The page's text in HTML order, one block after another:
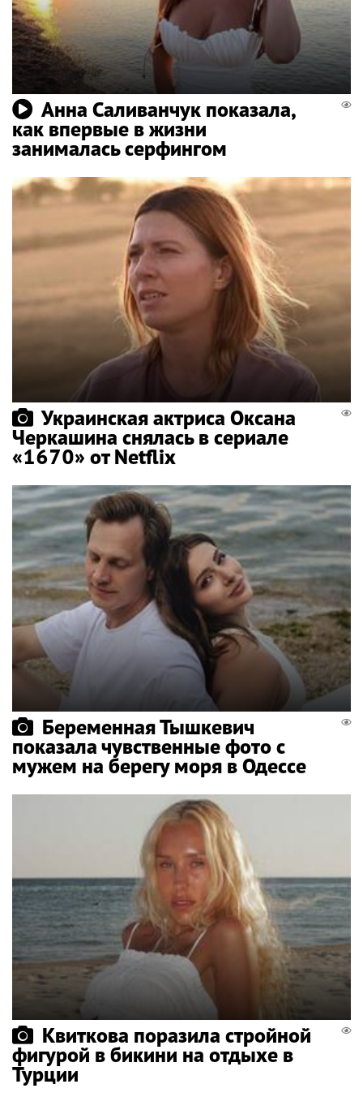
Анна Саливанчук показала,
как впервые в жизни
занималась серфингом
Украинская актриса Оксана
Черкашина снялась в сериале
«1670» от Netflix
Беременная Тышкевич
показала чувственные фото с
мужем на берегу моря в Одессе
Квиткова поразила стройной
фигурой в бикини на отдыхе в
Турции